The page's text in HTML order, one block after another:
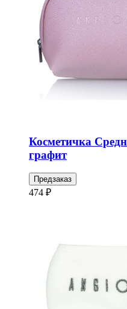
Косметичка
графит
Предзаказ
474 ₽